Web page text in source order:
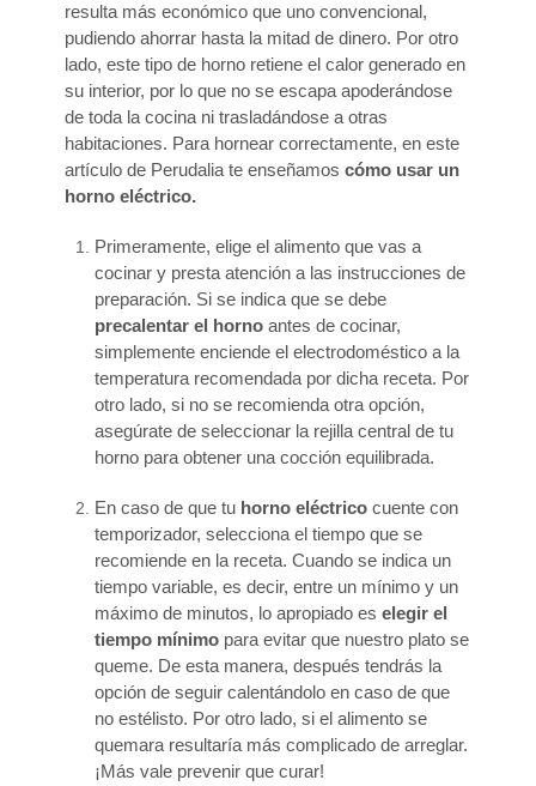
resulta más económico que uno convencional,
pudiendo ahorrar hasta la mitad de dinero. Por otro
lado, este tipo de horno retiene el calor generado en
su interior, por lo que no se escapa apoderándose
de toda la cocina ni trasladándose a otras
habitaciones. Para hornear correctamente, en este
artículo de Perudalia te enseñamos cómo usar un
horno eléctrico.
Primeramente, elige el alimento que vas a
cocinar y presta atención a las instrucciones de
preparación. Si se indica que se debe
precalentar el horno antes de cocinar,
simplemente enciende el electrodoméstico a la
temperatura recomendada por dicha receta. Por
otro lado, si no se recomienda otra opción,
asegúrate de seleccionar la rejilla central de tu
horno para obtener una cocción equilibrada.
En caso de que tu horno eléctrico cuente con
temporizador, selecciona el tiempo que se
recomiende en la receta. Cuando se indica un
tiempo variable, es decir, entre un mínimo y un
máximo de minutos, lo apropiado es elegir el
tiempo mínimo para evitar que nuestro plato se
queme. De esta manera, después tendrás la
opción de seguir calentándolo en caso de que
no estélisto. Por otro lado, si el alimento se
quemara resultaría más complicado de arreglar.
¡Más vale prevenir que curar!